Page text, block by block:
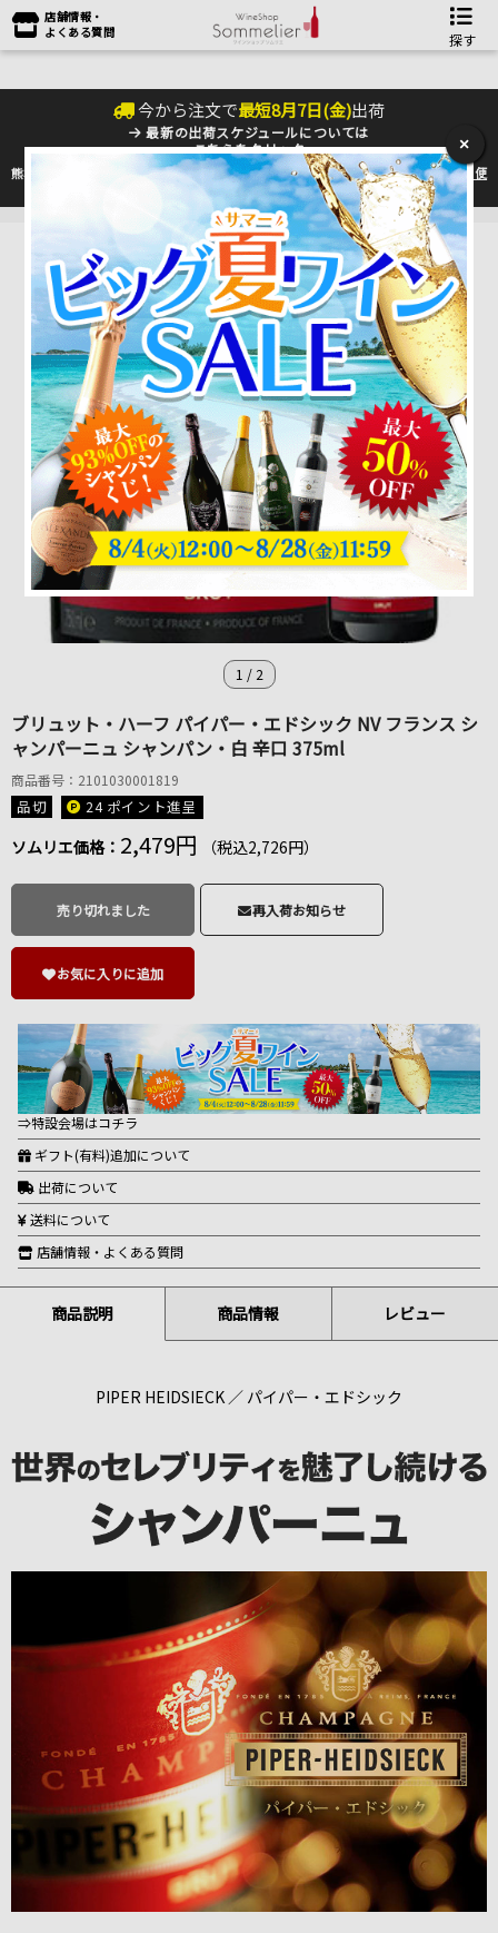
店舗情報・
よくある質問
探す
今から注文で最短8月7日(金)出荷
最新の出荷スケジュールについては
こちらをクリック
熊本地震の影響により九州への配送に遅れが生じております。最新情報は佐川急便
のHP
をご確認下さい。
1 / 2
ブリュット・ハーフ パイパー・エドシック NV フランス シ
ャンパーニュ シャンパン・白 辛口 375ml
商品番号：2101030001819
品切 24 ポイント進呈
ソムリエ価格： 2,479円 （税込2,726円）
売り切れました 再入荷お知らせ
お気に入りに追加
⇒特設会場はコチラ
ギフト(有料)追加について
出荷について
送料について
店舗情報・よくある質問
商品説明 商品情報 レビュー
PIPER HEIDSIECK ／ パイパー・エドシック
×